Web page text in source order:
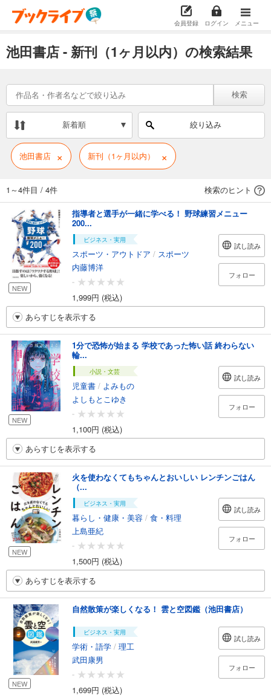
会員登録 ログイン メニュー
池田書店 - 新刊（1ヶ月以内）の検索結果
検索
新着順 絞り込み
池田書店 × 新刊（1ヶ月以内） ×
1～4件目 / 4件 検索のヒント
NEW
指導者と選手が一緒に学べる！ 野球練習メニュー
200...
ビジネス・実用
スポーツ・アウトドア / スポーツ
内藤博洋
-
1,999円 (税込)
試し読み
フォロー
あらすじを表示する
NEW
1分で恐怖が始まる 学校であった怖い話 終わらない
輪...
小説・文芸
児童書 / よみもの
よしもとこゆき
-
1,100円 (税込)
試し読み
フォロー
あらすじを表示する
NEW
火を使わなくてもちゃんとおいしい レンチンごはん
（...
ビジネス・実用
暮らし・健康・美容 / 食・料理
上島亜紀
-
1,500円 (税込)
試し読み
フォロー
あらすじを表示する
NEW
自然散策が楽しくなる！ 雲と空図鑑（池田書店）
ビジネス・実用
学術・語学 / 理工
武田康男
-
1,699円 (税込)
試し読み
フォロー